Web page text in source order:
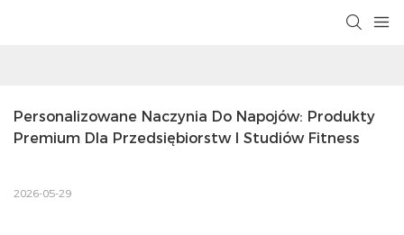
Personalizowane Naczynia Do Napojów: Produkty
Premium Dla Przedsiębiorstw I Studiów Fitness
2026-05-29